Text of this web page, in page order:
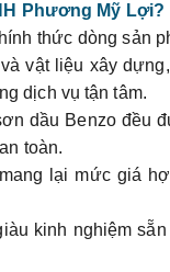
Phương Mỹ Lợi?
thức dòng sản
vật liệu xây
dịch vụ tận tâm.
dầu Benzo đều
toàn.
lại mức giá
kinh nghiệm